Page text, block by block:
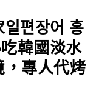
편장어 홍
韓國淡水
專人代烤